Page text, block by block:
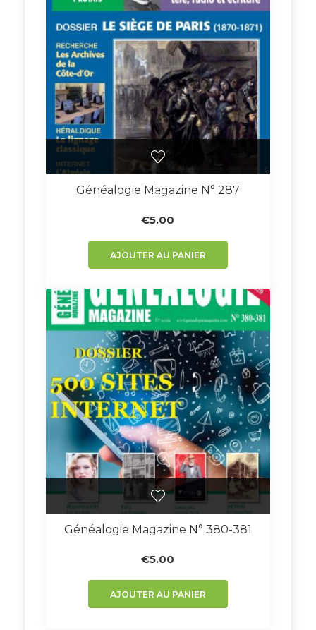
Généalogie Magazine N° 287
€5.00
AJOUTER AU PANIER
Généalogie Magazine N° 380-381
€5.00
AJOUTER AU PANIER